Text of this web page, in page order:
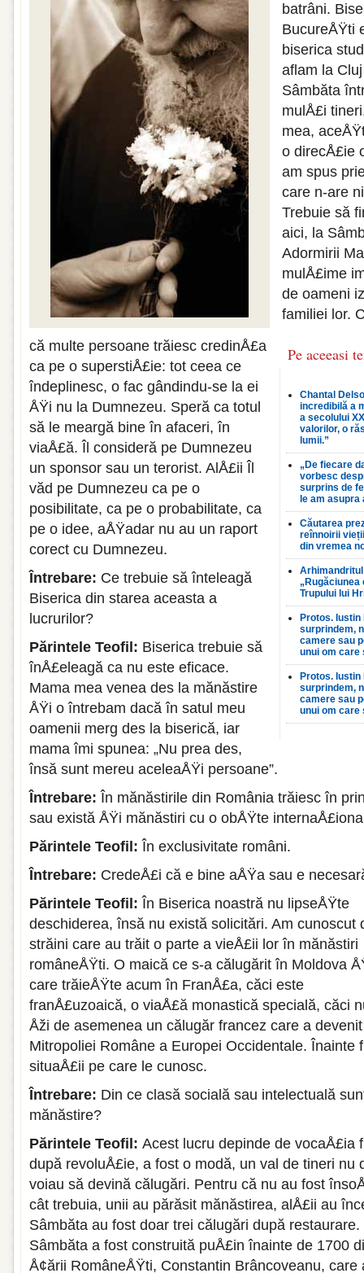
Pe aceeasi
Chantal
incredibilă a
a secolului
valorilor, o
lumii.”
„De fiecare
vorbesc
surprins de
le am
Căutarea
reînnoirii
din vremea
Trupului lui
Protos.
surprindem,
camere sau
unui om care
Protos.
surprindem,
camere sau
unui om care
batrâni.
BucureÅŸti
biserica
aflam la
Sâmbăta
mulÅ£i
mea,
o direcÅ£ie
am spus
care n-are
Trebuie să
aici, la
Adormirii
mulÅ£ime
de oameni
familiei lor.
că multe persoane trăiesc credinÅ£a
ca pe o superstiÅ£ie: tot ceea ce
îndeplinesc, o fac gândindu-se la ei
ÅŸi nu la Dumnezeu. Speră ca totul
să le meargă bine în afaceri, în
viaÅ£ă. Îl consideră pe Dumnezeu
un sponsor sau un terorist. AlÅ£ii Îl
văd pe Dumnezeu ca pe o
posibilitate, ca pe o probabilitate, ca
pe o idee, aÅŸadar nu au un raport
corect cu Dumnezeu.
Întrebare: Ce trebuie să înteleagă
Biserica din starea aceasta a
lucrurilor?
Părintele Teofil: Biserica trebuie să
înÅ£eleagă ca nu este eficace.
Mama mea venea des la mănăstire
ÅŸi o întrebam dacă în satul meu
oamenii merg des la biserică, iar
mama îmi spunea: „Nu prea des,
însă sunt mereu aceleaÅŸi persoane”.
Întrebare: În mănăstirile din România trăiesc în
sau există ÅŸi mănăstiri cu o obÅŸte
Părintele Teofil: În exclusivitate români.
Întrebare: CredeÅ£i că e bine aÅŸa sau e
Părintele Teofil: În Biserica noastră nu lipseÅŸte
deschiderea, însă nu există solicitări. Am cunoscut
străini care au trăit o parte a vieÅ£ii lor în mănăstiri
româneÅŸti. O maică ce s-a călugărit în Moldova
care trăieÅŸte acum în FranÅ£a, căci este
franÅ£uzoaică, o viaÅ£ă monastică specială, căci
Åži de asemenea un călugăr francez care a
Mitropoliei Române a Europei Occidentale. Înainte
situaÅ£ii pe care le cunosc.
Întrebare: Din ce clasă socială sau intelectuală
mănăstire?
Părintele Teofil: Acest lucru depinde de vocaÅ£ia
după revoluÅ£ie, a fost o modă, un val de tineri nu
voiau să devină călugări. Pentru că nu au fost
cât trebuia, unii au părăsit mănăstirea, alÅ£ii au
Sâmbăta au fost doar trei călugări după
Sâmbăta a fost construită puÅ£in înainte de 1700
Å¢ării RomâneÅŸti, Constantin Brâncoveanu, care